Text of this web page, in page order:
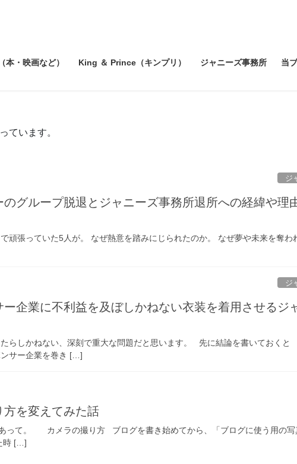
本・映画など） King ＆ Prince（キンプリ） ジャニーズ事務所 当
ています。
ジ
グループ脱退とジャニーズ事務所退所への経緯や理
頑張っていた5人が。 なぜ熱意を踏みにじられたのか。 なぜ夢や未来を奪
ジ
企業に不利益を及ぼしかねない衣装を着用させるジ
らしかねない、深刻で重大な問題だと思います。 先に結論を書いておく
サー企業を巻き […]
を変えてみた話
って。 カメラの撮り方 ブログを書き始めてから、「ブログに使う用の写
時 […]